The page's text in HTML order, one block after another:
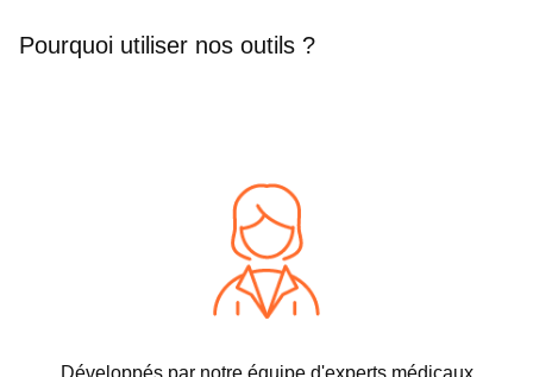
Pourquoi utiliser nos outils ?
Développés par notre équipe d'experts médicaux